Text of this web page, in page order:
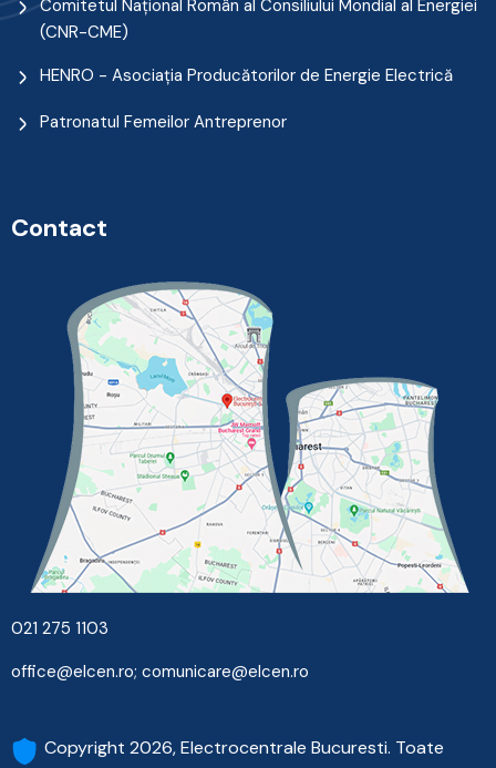
Comitetul Naţional Român al Consiliului Mondial al Energiei
(CNR-CME)
HENRO - Asociația Producătorilor de Energie Electrică
Patronatul Femeilor Antreprenor
Contact
021 275 1103
office@elcen.ro; comunicare@elcen.ro
Copyright 2026, Electrocentrale Bucuresti. Toate